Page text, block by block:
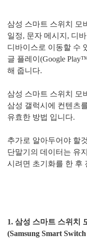
삼성 스마트 스위치 모
일정, 문자 메시지, 디
디바이스로 이동할 수
글 플레이(Google
해 줍니다.
삼성 스마트 스위치 모
삼성 갤럭시에 컨텐츠
유효한 방법 입니다.
추가로 알아두어야 할
단말기의 데이터는 유
시려면 초기화를 한 후
1. 삼성 스마트 스위치
(Samsung Smart